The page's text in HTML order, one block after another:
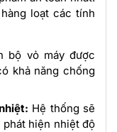
loạt các tính
bộ vỏ máy được
khả năng chống
Hệ thống sẽ
hiện nhiệt độ